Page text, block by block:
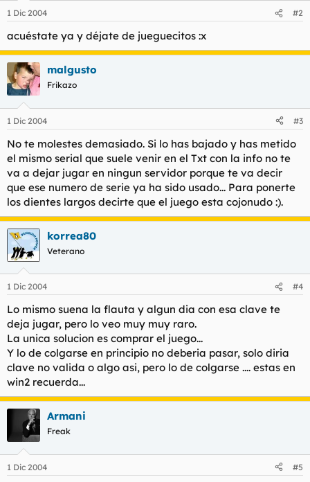
1 Dic 2004 #2
acuéstate ya y déjate de jueguecitos :x
malgusto
Frikazo
1 Dic 2004 #3
No te molestes demasiado. Si lo has bajado y has metido
el mismo serial que suele venir en el Txt con la info no te
va a dejar jugar en ningun servidor porque te va decir
que ese numero de serie ya ha sido usado... Para ponerte
los dientes largos decirte que el juego esta cojonudo :).
korrea80
Veterano
1 Dic 2004 #4
Lo mismo suena la flauta y algun dia con esa clave te
deja jugar, pero lo veo muy muy raro.
La unica solucion es comprar el juego...
Y lo de colgarse en principio no deberia pasar, solo diria
clave no valida o algo asi, pero lo de colgarse .... estas en
win2 recuerda...
Armani
Freak
1 Dic 2004 #5